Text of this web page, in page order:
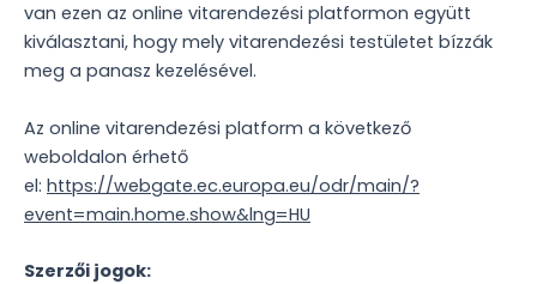
van ezen az online vitarendezési platformon együtt
kiválasztani, hogy mely vitarendezési testületet bízzák
meg a panasz kezelésével.
Az online vitarendezési platform a következő
weboldalon érhető
el: https://webgate.ec.europa.eu/odr/main/?
event=main.home.show&lng=HU
Szerzői jogok: